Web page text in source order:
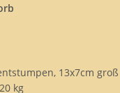
13x7cm groß
kg